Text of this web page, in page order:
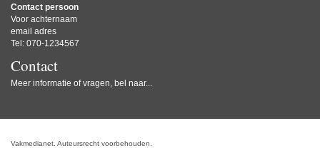
Contact persoon
Voor achternaam
email adres
Tel: 070-1234567
Contact
Meer informatie of vragen, bel naar...
Vakmedianet. Auteursrecht voorbehouden.